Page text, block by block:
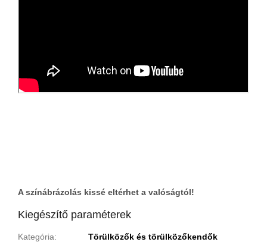
A színábrázolás kissé eltérhet a valóságtól!
Kiegészítő paraméterek
Kategória:
Törülközők és törülközőkendők